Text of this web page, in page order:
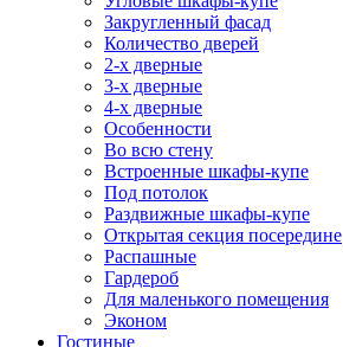
Закругленный фасад
Количество дверей
2-х дверные
3-х дверные
4-х дверные
Особенности
Во всю стену
Встроенные шкафы-купе
Под потолок
Раздвижные шкафы-купе
Открытая секция посередине
Распашные
Гардероб
Для маленького помещения
Эконом
Гостиные